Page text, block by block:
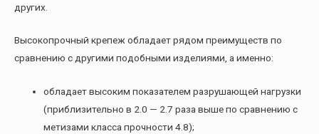
других.
Высокопрочный крепеж обладает рядом преимуществ по
сравнению с другими подобными изделиями, а именно:
обладает высоким показателем разрушающей нагрузки
(приблизительно в 2.0 — 2.7 раза выше по сравнению с
метизами класса прочности 4.8);